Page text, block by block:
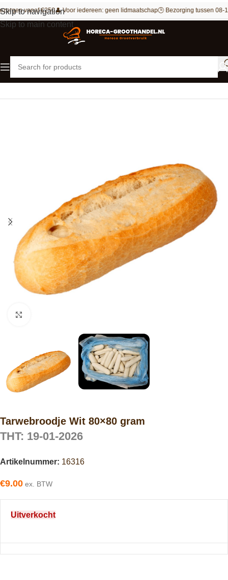
Skip to navigation
Skip to main content
vanaf €250👤 Voor iedereen: geen lidmaatschap🕒 Bezorging tussen 08-
Home Bakkerij Brood
Tarwebroodje Wit 80×80 gram
THT: 19-01-2026
Artikelnummer: 16316
€9.00 ex. BTW
Uitverkocht